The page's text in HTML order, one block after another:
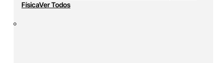
FísicaVer Todos